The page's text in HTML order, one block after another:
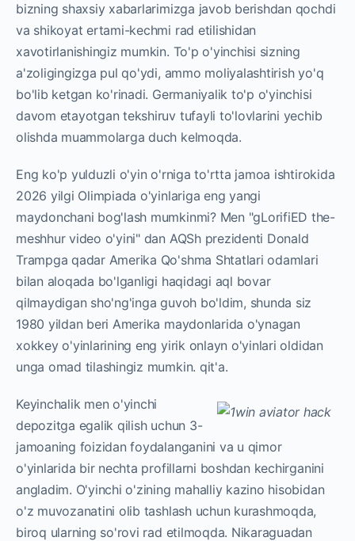
bizning shaxsiy xabarlarimizga javob berishdan qochdi
va shikoyat ertami-kechmi rad etilishidan
xavotirlanishingiz mumkin. To'p o'yinchisi sizning
a'zoligingizga pul qo'ydi, ammo moliyalashtirish yo'q
bo'lib ketgan ko'rinadi. Germaniyalik to'p o'yinchisi
davom etayotgan tekshiruv tufayli to'lovlarini yechib
olishda muammolarga duch kelmoqda.
Eng ko'p yulduzli o'yin o'rniga to'rtta jamoa ishtirokida
2026 yilgi Olimpiada o'yinlariga eng yangi
maydonchani bog'lash mumkinmi? Men "gLorifiED the-
meshhur video o'yini" dan AQSh prezidenti Donald
Trampga qadar Amerika Qo'shma Shtatlari odamlari
bilan aloqada bo'lganligi haqidagi aql bovar
qilmaydigan sho'ng'inga guvoh bo'ldim, shunda siz
1980 yildan beri Amerika maydonlarida o'ynagan
xokkey o'yinlarining eng yirik onlayn o'yinlari oldidan
unga omad tilashingiz mumkin. qit'a.
Keyinchalik men o'yinchi
depozitga egalik qilish uchun 3-
jamoaning foizidan foydalanganini va u qimor
o'yinlarida bir nechta profillarni boshdan kechirganini
angladim. O'yinchi o'zining mahalliy kazino hisobidan
o'z muvozanatini olib tashlash uchun kurashmoqda,
biroq ularning so'rovi rad etilmoqda. Nikaraguadan